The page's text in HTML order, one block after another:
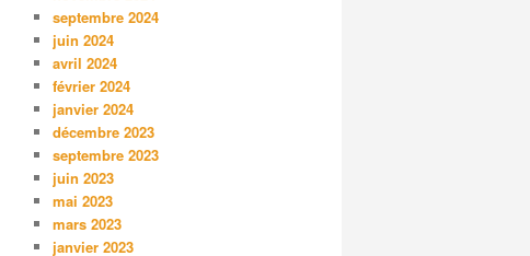
septembre 2024
juin 2024
avril 2024
février 2024
janvier 2024
décembre 2023
septembre 2023
juin 2023
mai 2023
mars 2023
janvier 2023